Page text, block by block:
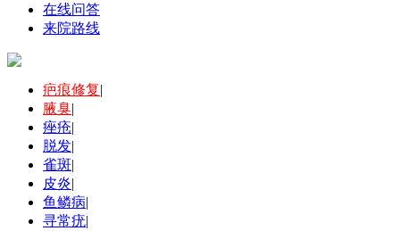
在线问答
来院路线
疤痕修复|
腋臭|
痤疮|
脱发|
雀斑|
皮炎|
鱼鳞病|
寻常疣|